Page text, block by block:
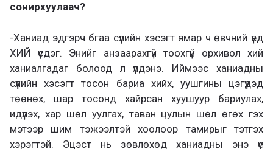
сонирхуулаач?
-Ханиад эдгэрч бгаа сүүлийн хэсэгт ямар ч өвчний үед
ХИЙ үүсдэг. Энийг анзаарахгүй тоохгүй орхивол хий
ханиалгадаг болоод л үлдэнэ. Иймээс ханиадны
сүүлийн хэсэгт тосон бариа хийх, уушгины цэгүүдэд
төөнөх, шар тосонд хайрсан хуушуур бариулах,
идүүлэх, хар шөл уулгах, таван цулын шөл өгөх гэх
мэтээр шим тэжээлтэй хоолоор тамирыг тэтгэх
хэрэгтэй. Эцэст нь зөвлөхөд ханиадны энэ үе